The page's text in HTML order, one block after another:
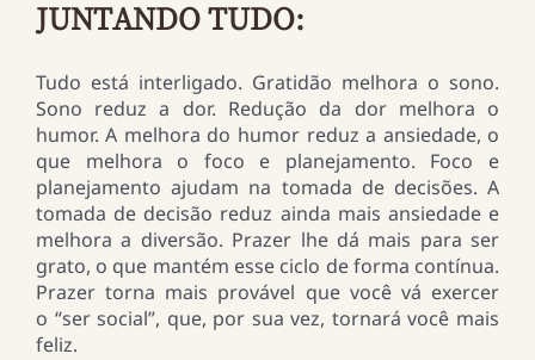
JUNTANDO TUDO:
Tudo está interligado. Gratidão melhora o sono.
Sono reduz a dor. Redução da dor melhora o
humor. A melhora do humor reduz a ansiedade, o
que melhora o foco e planejamento. Foco e
planejamento ajudam na tomada de decisões. A
tomada de decisão reduz ainda mais ansiedade e
melhora a diversão. Prazer lhe dá mais para ser
grato, o que mantém esse ciclo de forma contínua.
Prazer torna mais provável que você vá exercer
o “ser social”, que, por sua vez, tornará você mais
feliz.